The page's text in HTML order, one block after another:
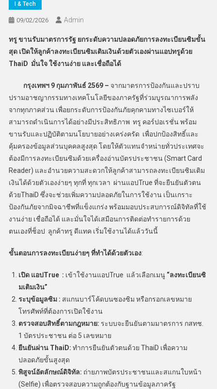
I & Tech
09/02/2026 Admin
ทรู ขานรับมาตรการรัฐ ยกระดับความปลอดภัยการลงทะเบียนซิมขั้น
สุด เปิดให้ลูกค้าลงทะเบียนซิมเติมเงินด้วยตัวเองผ่านแอปทรูด้วย
ThaiD มั่นใจ ใช้งานง่าย และเชื่อถือได้
กรุงเทพฯ 9 กุมภาพันธ์ 2569 – จากมาตรการป้องกันและปราบ
ปรามอาชญากรรมทางเทคโนโลยีของภาครัฐที่ร่วมบูรณาการพลัง
จากทุกภาคส่วน เพื่อยกระดับการป้องกันภัยคุกคามทางไซเบอร์ให้
สามารถดำเนินการได้อย่างมีประสิทธิภาพ ทรู คอร์ปอเรชั่น พร้อม
ขานรับและปฏิบัติตามนโยบายอย่างเคร่งครัด เพื่อปกป้องสิทธิ์และ
คุ้มครองข้อมูลส่วนบุคคลสูงสุด โดยให้ตัวแทนจำหน่ายทั่วประเทศจะ
ต้องมีการลงทะเบียนซิมด้วยเครื่องอ่านบัตรประชาชน (Smart Card
Reader) และอำนวยความสะดวกให้ลูกค้าสามารถลงทะเบียนซิมเติม
เงินได้ด้วยตัวเองง่ายๆ ทุกที่ ทุกเวลา ผ่านแอปTrue ที่จะยืนยันตัวตน
ด้วยThaiD ซึ่งจะช่วยเพิ่มความปลอดภัยในการใช้งาน เป็นเกราะ
ป้องกันภัยจากมิจฉาชีพที่แข็งแกร่ง พร้อมมอบประสบการณ์ดิจิทัลที่ใช้
งานง่าย เชื่อถือได้ และมั่นใจได้เสมือนการติดต่อทำรายการด้วย
ตนเองที่ช็อป ลูกค้าทรู ดีแทค เริ่มใช้งานได้แล้ววันนี้
ขั้นตอนการลงทะเบียนง่ายๆ ที่ทำได้ด้วยตัวเอง:
เปิด แอปTrue : เข้าใช้งานแอปTrue แล้วเลือกเมนู “ลงทะเบียนซิ
มเติมเงิน”
ระบุข้อมูลซิม : สแกนบาร์โค้ดบนซองซิม หรือกรอกเลขหมาย
โทรศัพท์ที่ต้องการเปิดใช้งาน
ตรวจสอบสิทธิ์ตามกฎหมาย: ระบบจะยืนยันตามมาตรการ กสทช.
1 บัตรประชาชน ต่อ 5 เลขหมาย
ยืนยันผ่าน ThaiD: ทำการยืนยันตัวตนด้วย ThaiD เพื่อความ
ปลอดภัยขั้นสูงสุด
พิสูจน์อัตลักษณ์ดิจิทัล: ถ่ายภาพบัตรประชาชนและสแกนใบหน้า
(Selfie) เพื่อตรวจสอบความถูกต้องกับฐานข้อมูลภาครัฐ